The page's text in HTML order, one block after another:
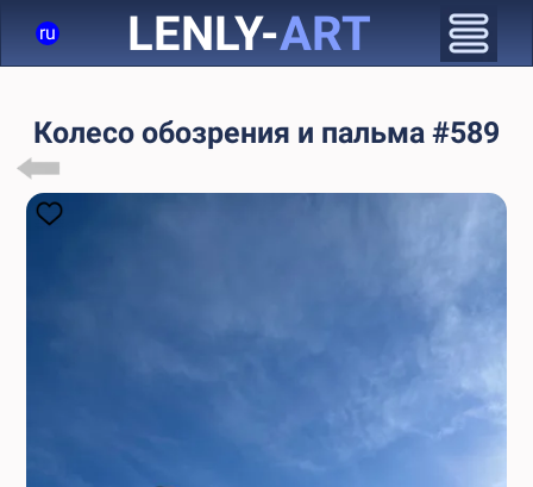
ru LENLY-ART
Колесо обозрения и пальма #589